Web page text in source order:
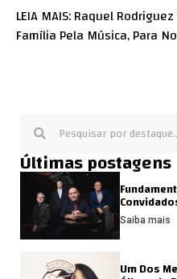
LEIA MAIS: Raquel
Família Pela Música, Para
Últimas postagens
Saiba mais
Um Dos